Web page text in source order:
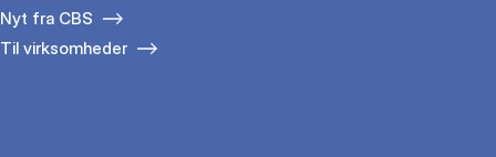
Nyt fra CBS
Til virksomheder